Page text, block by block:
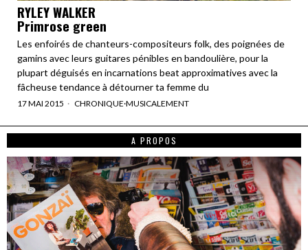
RYLEY WALKER
Primrose green
Les enfoirés de chanteurs-compositeurs folk, des poignées de
gamins avec leurs guitares pénibles en bandoulière, pour la
plupart déguisés en incarnations beat approximatives avec la
fâcheuse tendance à détourner ta femme du
17 MAI 2015 CHRONIQUE·MUSICALEMENT
A PROPOS